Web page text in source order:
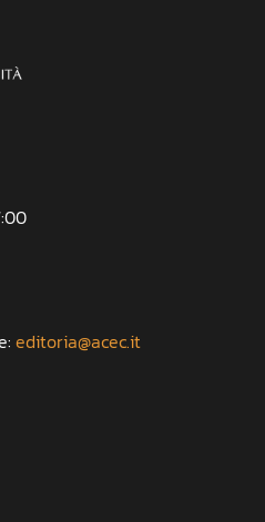
editoria@acec.it